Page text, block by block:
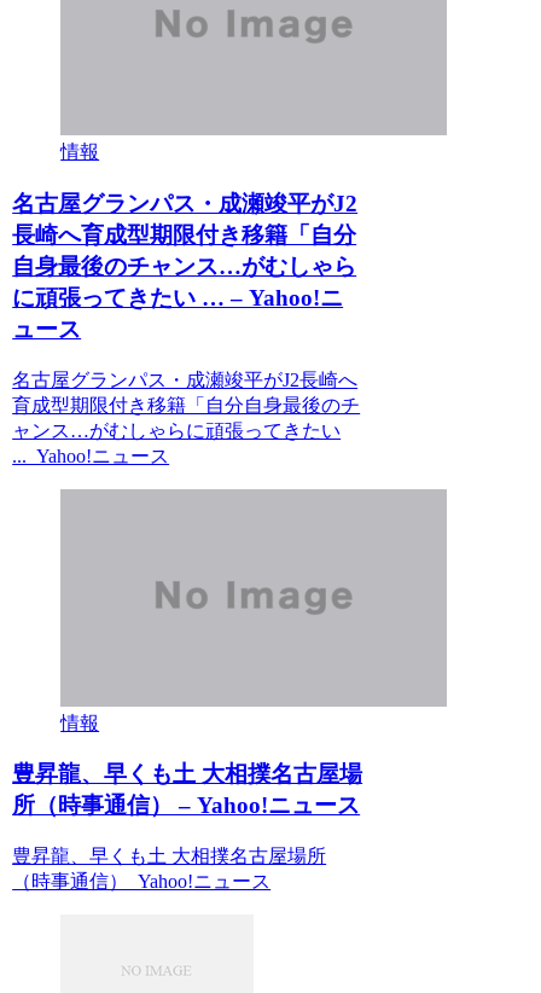
情報
名古屋グランパス・成瀬竣平がJ2
長崎へ育成型期限付き移籍「自分
自身最後のチャンス…がむしゃら
に頑張ってきたい … – Yahoo!ニ
ュース
名古屋グランパス・成瀬竣平がJ2長崎へ
育成型期限付き移籍「自分自身最後のチ
ャンス…がむしゃらに頑張ってきたい
... Yahoo!ニュース
情報
豊昇龍、早くも土 大相撲名古屋場
所（時事通信） – Yahoo!ニュース
豊昇龍、早くも土 大相撲名古屋場所
（時事通信） Yahoo!ニュース